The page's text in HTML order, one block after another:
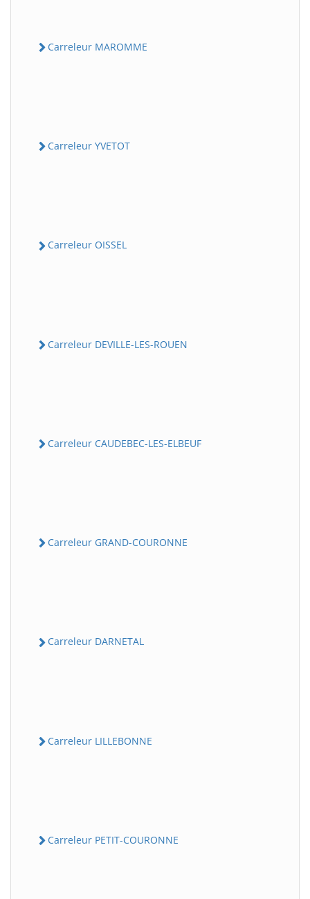
Carreleur MAROMME
Carreleur YVETOT
Carreleur OISSEL
Carreleur DEVILLE-LES-ROUEN
Carreleur CAUDEBEC-LES-ELBEUF
Carreleur GRAND-COURONNE
Carreleur DARNETAL
Carreleur LILLEBONNE
Carreleur PETIT-COURONNE